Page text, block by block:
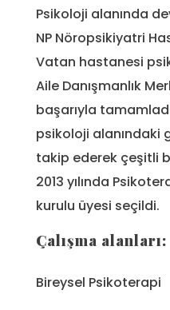
Psikoloji alanında
NP Nöropsikiyatri
Vatan hastanesi
Aile Danışmanlık
başarıyla
psikoloji alanındaki
takip ederek çeşitli
2013 yılında
kurulu üyesi seçildi.
Çalışma alanları:
Bireysel Psikoterapi